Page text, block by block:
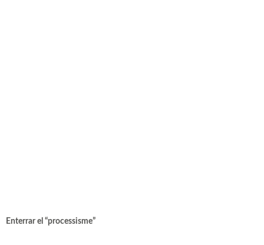
Enterrar el “processisme”